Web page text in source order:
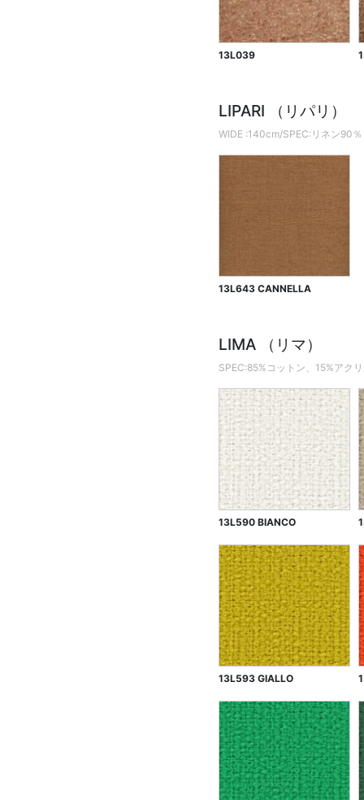
13L039
LIPARI （リパリ）
WIDE :140cm/SPEC:リネン90
13L643 CANNELLA
LIMA （リマ）
SPEC:85%コットン、15%アク
13L590 BIANCO
13L593 GIALLO